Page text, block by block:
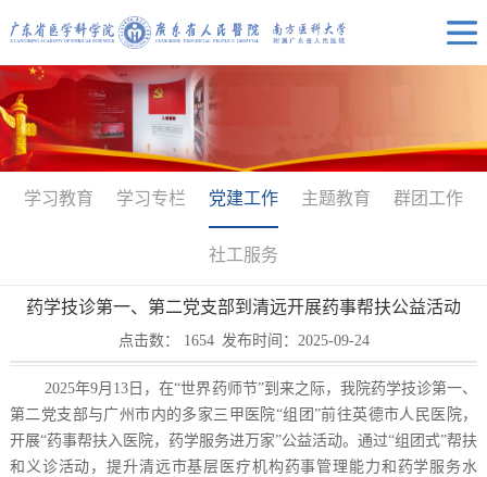
学习教育 学习专栏 党建工作 主题教育 群团工作
社工服务
药学技诊第一、第二党支部到清远开展药事帮扶公益活动
点击数： 1654 发布时间：2025-09-24
2025年9月13日，在“世界药师节”到来之际，我院药学技诊第一、
第二党支部与广州市内的多家三甲医院“组团”前往英德市人民医院，
开展“药事帮扶入医院，药学服务进万家”公益活动。通过“组团式”帮扶
和义诊活动，提升清远市基层医疗机构药事管理能力和药学服务水